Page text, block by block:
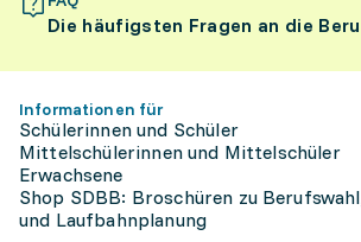
Die häufigsten Fragen an die
Informationen für
Schülerinnen und Schüler
Mittelschülerinnen und Mittelschüler
Erwachsene
Shop SDBB: Broschüren zu
und Laufbahnplanung